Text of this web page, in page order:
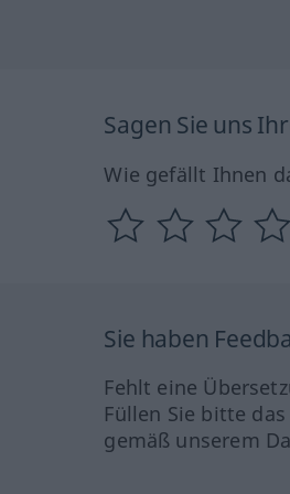
Sagen Sie uns
Wie gefällt Ihnen
Sie haben
Fehlt eine
Füllen Sie bitte
gemäß unserem